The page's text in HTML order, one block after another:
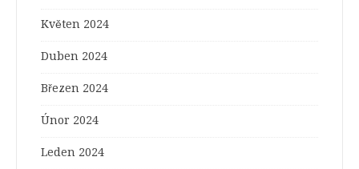
Květen 2024
Duben 2024
Březen 2024
Únor 2024
Leden 2024